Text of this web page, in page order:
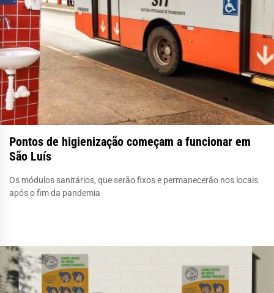
Pontos de higienização começam a funcionar em
São Luís
Os módulos sanitários, que serão fixos e permanecerão nos locais
após o fim da pandemia